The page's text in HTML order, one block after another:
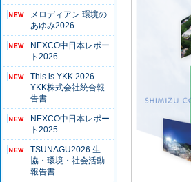
メロディアン 環境の
あゆみ2026
NEXCO中日本レポー
ト2026
This is YKK 2026
YKK株式会社統合報
告書
NEXCO中日本レポー
ト2025
TSUNAGU2026 生
協・環境・社会活動
報告書